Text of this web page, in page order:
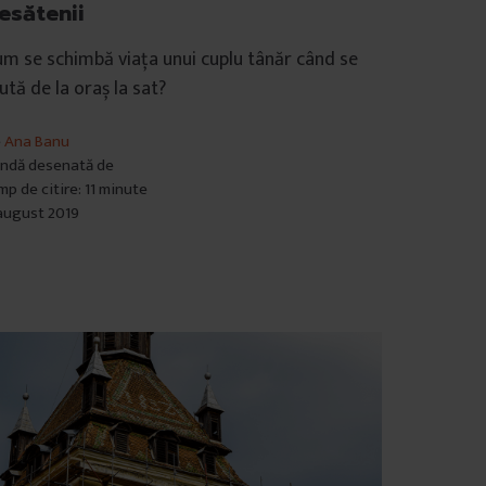
se schimbă viața unui cuplu tânăr când se
de la oraș la sat?
Ana Banu
desenată de
de citire: 11 minute
2019